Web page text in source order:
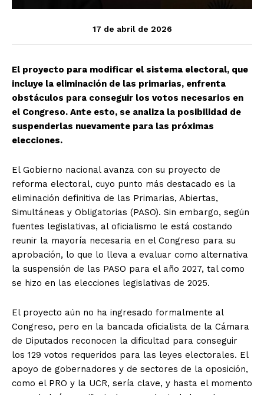
17 de abril de 2026
El proyecto para modificar el sistema electoral, que
incluye la eliminación de las primarias, enfrenta
obstáculos para conseguir los votos necesarios en
el Congreso. Ante esto, se analiza la posibilidad de
suspenderlas nuevamente para las próximas
elecciones.
El Gobierno nacional avanza con su proyecto de
reforma electoral, cuyo punto más destacado es la
eliminación definitiva de las Primarias, Abiertas,
Simultáneas y Obligatorias (PASO). Sin embargo, según
fuentes legislativas, al oficialismo le está costando
reunir la mayoría necesaria en el Congreso para su
aprobación, lo que lo lleva a evaluar como alternativa
la suspensión de las PASO para el año 2027, tal como
se hizo en las elecciones legislativas de 2025.
El proyecto aún no ha ingresado formalmente al
Congreso, pero en la bancada oficialista de la Cámara
de Diputados reconocen la dificultad para conseguir
los 129 votos requeridos para las leyes electorales. El
apoyo de gobernadores y de sectores de la oposición,
como el PRO y la UCR, sería clave, y hasta el momento